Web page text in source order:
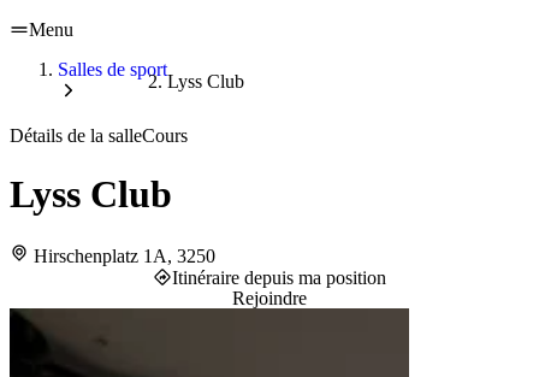
Menu
Salles de sport
Lyss Club
Détails de la salleCours
Lyss Club
Hirschenplatz 1A, 3250
Itinéraire depuis ma position
Rejoindre